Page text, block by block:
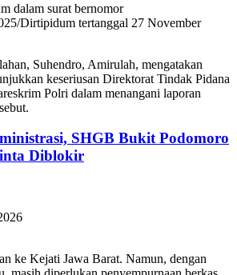
dalam surat bernomor
Dirtipidum tertanggal 27 November
Suhendro, Amirulah, mengatakan
keseriusan Direktorat Tindak Pidana
Polri dalam menangani laporan
SHGB Bukit Podomoro
Diblokir
ke Kejati Jawa Barat. Namun, dengan